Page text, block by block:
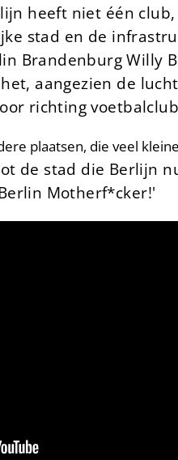
heeft niet één
stad en de
Brandenburg Willy
aangezien de
richting
plaatsen, die veel
de stad die Berlijn
Motherf*cker!'